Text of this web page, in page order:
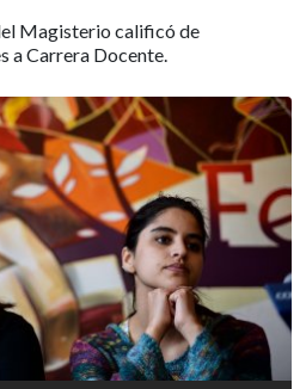
Magisterio calificó de
a Carrera Docente.